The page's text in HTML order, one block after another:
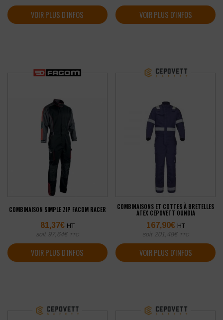
VOIR PLUS D'INFOS VOIR PLUS D'INFOS
COMBINAISON SIMPLE ZIP FACOM RACER
81,37€ HT
soit 97,64€ TTC
VOIR PLUS D'INFOS
COMBINAISONS ET COTTES À BRETELLES
ATEX CEPOVETT OUNDIA
167,90€ HT
soit 201,48€ TTC
VOIR PLUS D'INFOS